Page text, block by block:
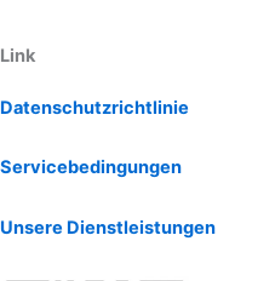
Link
Datenschutzrichtlinie
Servicebedingungen
Unsere Dienstleistungen